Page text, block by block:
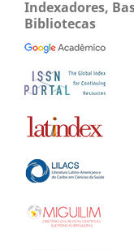
Indexadores,
Bibliotecas